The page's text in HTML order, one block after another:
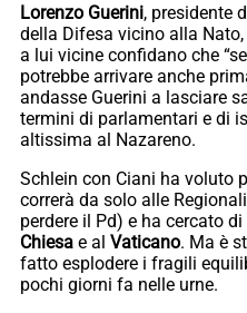
Lorenzo Guerini, presidente
della Difesa vicino alla
a lui vicine confidano che
potrebbe arrivare anche
andasse Guerini a lasciare
termini di parlamentari e di
altissima al Nazareno.
Schlein con Ciani ha voluto
correrà da solo alle
perdere il Pd) e ha cercato
Chiesa e al Vaticano. Ma è
fatto esplodere i fragili
pochi giorni fa nelle urne.